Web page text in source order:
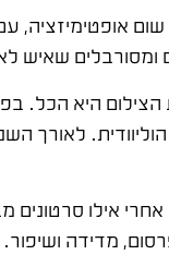
ומסורבלים
היא הכל.
לאורך
אילו סרטונים
מדידה ושיפור.